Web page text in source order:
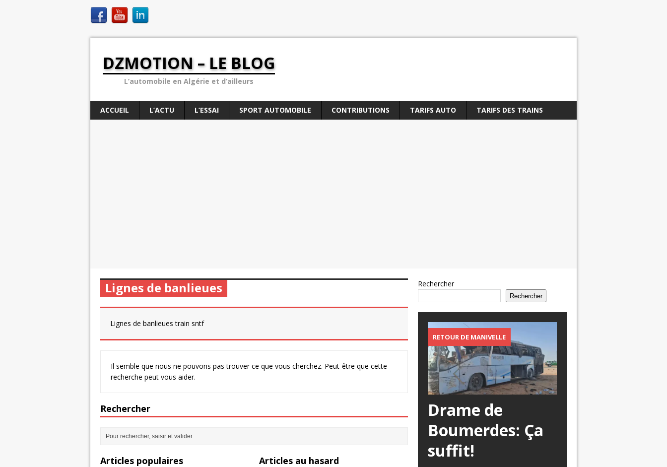
DZMOTION – LE BLOG
L’automobile en Algérie et d’ailleurs
ACCUEIL L’ACTU L’ESSAI SPORT AUTOMOBILE CONTRIBUTIONS TARIFS AUTO TARIFS DES TRAINS
Lignes de banlieues
Lignes de banlieues train sntf
Il semble que nous ne pouvons pas trouver ce que vous cherchez. Peut-être que cette
recherche peut vous aider.
Rechercher
Articles populaires Articles au hasard
Rechercher
Rechercher
RETOUR DE MANIVELLE
Drame de
Boumerdes: Ça
suffit!